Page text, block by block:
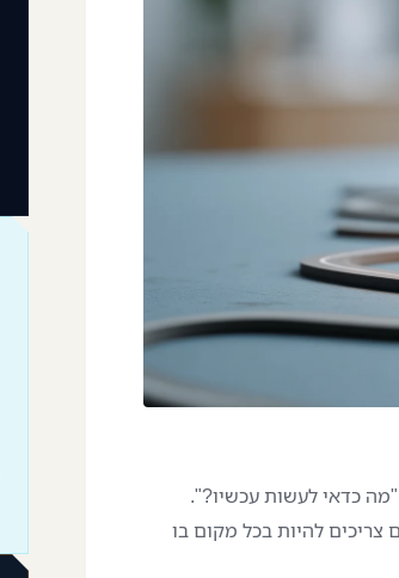
כדאי לעשות עכשיו?".
צריכים להיות בכל מקום בו